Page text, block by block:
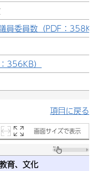
員委員数（PDF：358KB
356KB）
項目に戻る
画面サイズで表示
育、文化